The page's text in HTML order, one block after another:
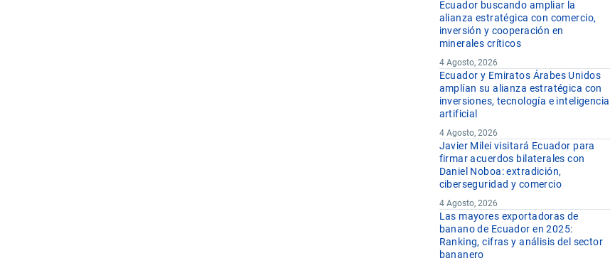
Ecuador buscando ampliar la
alianza estratégica con comercio,
inversión y cooperación en
minerales críticos
4 Agosto, 2026
Ecuador y Emiratos Árabes Unidos
amplían su alianza estratégica con
inversiones, tecnología e inteligencia
artificial
4 Agosto, 2026
Javier Milei visitará Ecuador para
firmar acuerdos bilaterales con
Daniel Noboa: extradición,
ciberseguridad y comercio
4 Agosto, 2026
Las mayores exportadoras de
banano de Ecuador en 2025:
Ranking, cifras y análisis del sector
bananero